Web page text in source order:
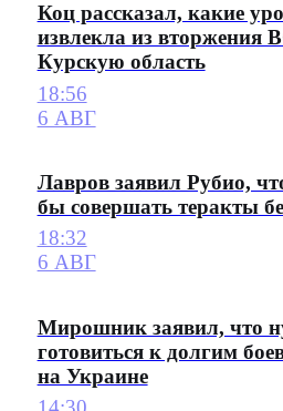
Коц рассказал, какие
извлекла из вторжения
Курскую область
18:56
6 АВГ
Лавров заявил Рубио,
бы совершать теракты
18:32
6 АВГ
Мирошник заявил, что
готовиться к долгим
на Украине